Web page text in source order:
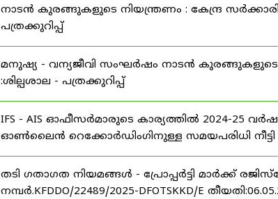
നാടൻ കുരങ്ങുകളുടെ നിയന്ത്രണം : കേന്ദ്ര
പത്രക്കുറിപ്പ്
മനുഷ്യ - വന്യജീവി സംഘർഷം നാടൻ കുരങ്ങുകളുടെ
:ശില്പശാല - പത്രക്കുറിപ്പ്
IFS - AIS ഓഫീസർമാരുടെ കാര്യത്തിൽ 2024-25
ഓൺലൈൻ റെക്കോർഡിംഗിനുള്ള സമയപരിധി നീട്ടി
തടി ഗതാഗത നിയമങ്ങൾ - പ്രോപ്പർട്ടി മാർക്ക്
നമ്പർ.KFDDO/22489/2025-DFOTSKKD/E